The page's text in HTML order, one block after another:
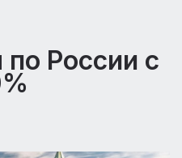
России с